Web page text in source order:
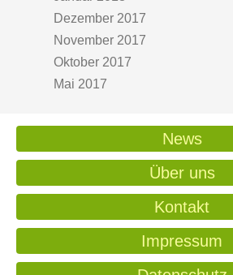
Dezember 2017
November 2017
Oktober 2017
Mai 2017
News
Über uns
Kontakt
Impressum